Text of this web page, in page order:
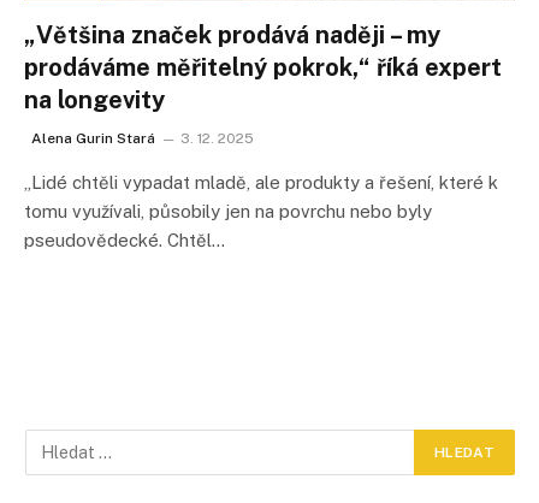
„Většina značek prodává naději – my
prodáváme měřitelný pokrok,“ říká expert
na longevity
Alena Gurin Stará 3. 12. 2025
„Lidé chtěli vypadat mladě, ale produkty a řešení, které k
tomu využívali, působily jen na povrchu nebo byly
pseudovědecké. Chtěl…